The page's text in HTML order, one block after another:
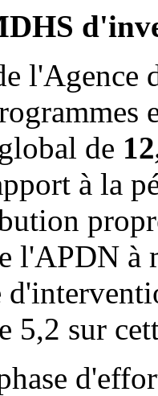
l'Agence
de
à la
l'APDN à
5,2 sur